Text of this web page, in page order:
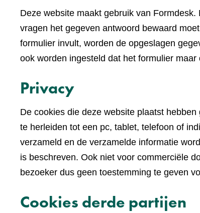
Deze website maakt gebruik van
vragen het gegeven antwoord bewaard
formulier invult, worden de opgeslagen
ook worden ingesteld dat het formulier
Privacy
De cookies die deze website plaatst
te herleiden tot een pc, tablet, telefoon of
verzameld en de verzamelde informatie
is beschreven. Ook niet voor commerciële
bezoeker dus geen toestemming te geven
Cookies derde partijen